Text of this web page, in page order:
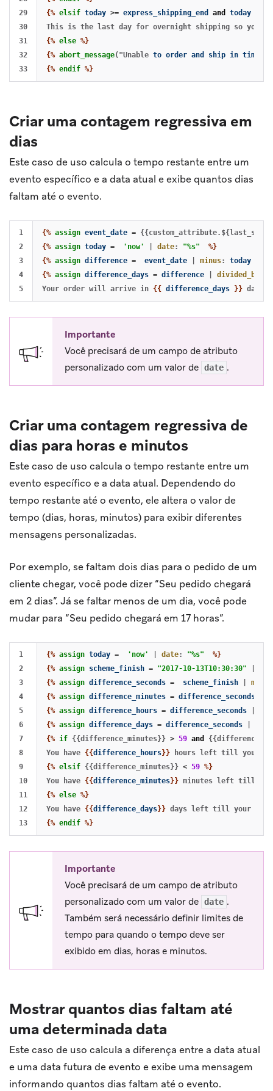
29
30
31
32
{% elsif today >= express_shipping_end and today
{% else %}
{% abort_message("Unable to order and ship in time
{% endif %}
Criar uma contagem regressiva em
dias
Este caso de uso calcula o tempo restante entre um
evento específico e a data atual e exibe quantos dias
faltam até o evento.
1
2
3
4
{% assign event_date =
{% assign today = 'now' date: "%s"
%}
{% assign difference = event_date minus: today
{% assign difference_days = difference divided_by
Your order will arrive in {{ difference_days }}
Importante
Você precisará de um campo de atributo
personalizado com um valor de date .
Criar uma contagem regressiva de
dias para horas e minutos
Este caso de uso calcula o tempo restante entre um
evento específico e a data atual. Dependendo do
tempo restante até o evento, ele altera o valor de
tempo (dias, horas, minutos) para exibir diferentes
mensagens personalizadas.
Por exemplo, se faltam dois dias para o pedido de um
cliente chegar, você pode dizer “Seu pedido chegará
em 2 dias”. Já se faltar menos de um dia, você pode
mudar para “Seu pedido chegará em 17 horas”.
1
2
3
4
5
6
7
8
9
10
11
12
{% assign today = 'now' date: "%s"
%}
{% assign scheme_finish = "2017-10-13T10:30:30"
{% assign difference_seconds = scheme_finish minus
{% assign difference_minutes = difference_seconds
{% assign difference_hours = difference_seconds
{% assign difference_days = difference_seconds
{% if {{difference_minutes}} > 59 and
You have {{difference_hours}}
{% elsif {{difference_minutes}} < 59 %}
You have {{difference_minutes}}
{% else %}
You have {{difference_days}}
{% endif %}
Importante
Você precisará de um campo de atributo
personalizado com um valor de date .
Também será necessário definir limites de
tempo para quando o tempo deve ser
exibido em dias, horas e minutos.
Mostrar quantos dias faltam até
uma determinada data
Este caso de uso calcula a diferença entre a data atual
e uma data futura de evento e exibe uma mensagem
informando quantos dias faltam até o evento.